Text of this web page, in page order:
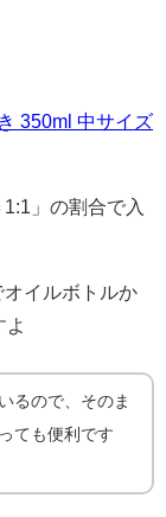
350ml 中サイズ
」の割合で入
イルボトルか
よ
るので、そのま
ても便利です